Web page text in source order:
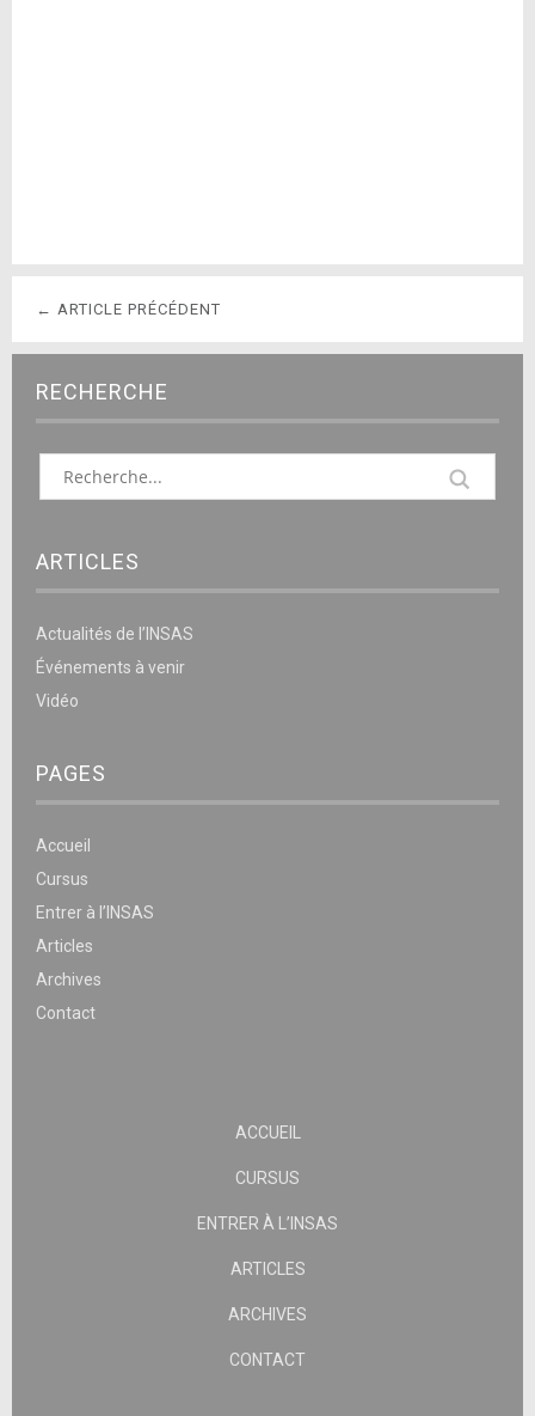
← ARTICLE PRÉCÉDENT
RECHERCHE
ARTICLES
Actualités de l’INSAS
Événements à venir
Vidéo
PAGES
Accueil
Cursus
Entrer à l’INSAS
Articles
Archives
Contact
ACCUEIL
CURSUS
ENTRER À L’INSAS
ARTICLES
ARCHIVES
CONTACT